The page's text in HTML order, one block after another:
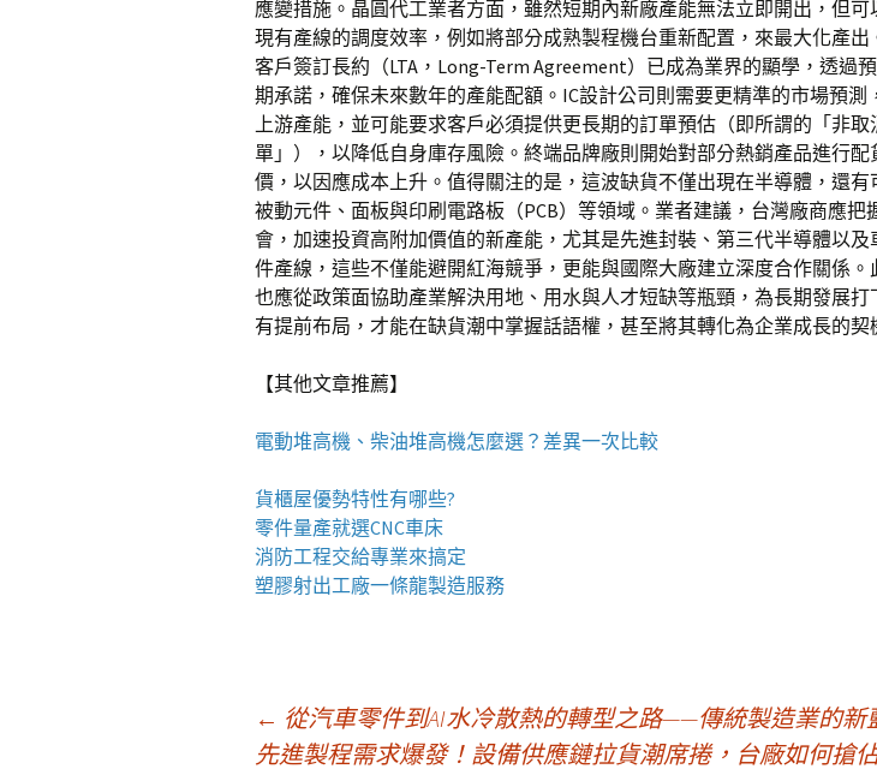
應變措施。晶圓代工業者方面，雖然短期內新廠產能無法立即開出，但可
現有產線的調度效率，例如將部分成熟製程機台重新配置，來最大化產出
客戶簽訂長約（LTA，Long-Term Agreement）已成為業界的顯學，透過
期承諾，確保未來數年的產能配額。IC設計公司則需要更精準的市場預測
上游產能，並可能要求客戶必須提供更長期的訂單預估（即所謂的「非取
單」），以降低自身庫存風險。終端品牌廠則開始對部分熱銷產品進行配
價，以因應成本上升。值得關注的是，這波缺貨不僅出現在半導體，還有
被動元件、面板與印刷電路板（PCB）等領域。業者建議，台灣廠商應把
會，加速投資高附加價值的新產能，尤其是先進封裝、第三代半導體以及
件產線，這些不僅能避開紅海競爭，更能與國際大廠建立深度合作關係。
也應從政策面協助產業解決用地、用水與人才短缺等瓶頸，為長期發展打
有提前布局，才能在缺貨潮中掌握話語權，甚至將其轉化為企業成長的契
【其他文章推薦】
電動堆高機 、柴油堆高機怎麼選？差異一次比較
貨櫃屋優勢特性有哪些?
零件量產就選CNC車床
消防工程交給專業來搞定
塑膠射出工廠一條龍製造服務
← 從汽車零件到AI水冷散熱的轉型之路——傳統製造業的新
先進製程需求爆發！設備供應鏈拉貨潮席捲，台廠如何搶